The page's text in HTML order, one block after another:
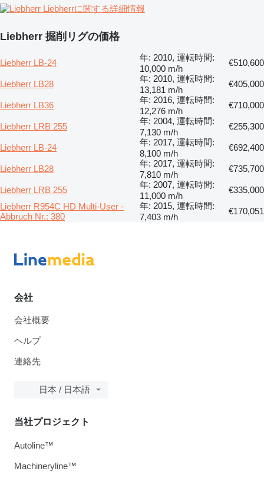
Liebherrに関する詳細情報
Liebherr 掘削リグの価格
Liebherr LB-24
年: 2010, 運転時間:
10,000 m/h
€510,600
Liebherr LB28
年: 2010, 運転時間:
13,181 m/h
€405,000
Liebherr LB36
年: 2016, 運転時間:
12,276 m/h
€710,000
Liebherr LRB 255
年: 2004, 運転時間:
7,130 m/h
€255,300
Liebherr LB-24
年: 2017, 運転時間:
8,100 m/h
€692,400
Liebherr LB28
年: 2017, 運転時間:
7,810 m/h
€735,700
Liebherr LRB 255
年: 2007, 運転時間:
11,000 m/h
€335,000
Liebherr R954C HD Multi-User -
Abbruch Nr.: 380
年: 2015, 運転時間:
7,403 m/h
€170,051
会社
会社概要
ヘルプ
連絡先
日本 / 日本語
当社プロジェクト
Autoline™
Machineryline™